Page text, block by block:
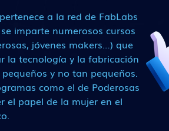
a la red de FabLabs
imparte numerosos cursos
jóvenes makers…) que
la tecnología y la fabricación
y no tan pequeños.
como el de Poderosas
el papel de la mujer en el